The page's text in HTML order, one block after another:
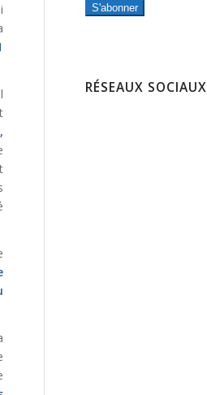
,
S'abonner
RÉSEAUX SOCIAUX